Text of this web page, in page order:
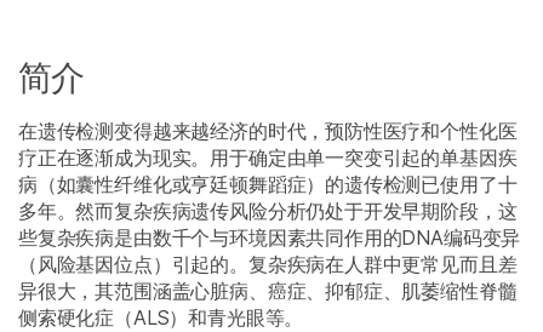
简介
在遗传检测变得越来越经济的时代，预防性医疗和个性化医
疗正在逐渐成为现实。用于确定由单一突变引起的单基因疾
病（如囊性纤维化或亨廷顿舞蹈症）的遗传检测已使用了十
多年。然而复杂疾病遗传风险分析仍处于开发早期阶段，这
些复杂疾病是由数千个与环境因素共同作用的DNA编码变异
（风险基因位点）引起的。复杂疾病在人群中更常见而且差
异很大，其范围涵盖心脏病、癌症、抑郁症、肌萎缩性脊髓
侧索硬化症（ALS）和青光眼等。